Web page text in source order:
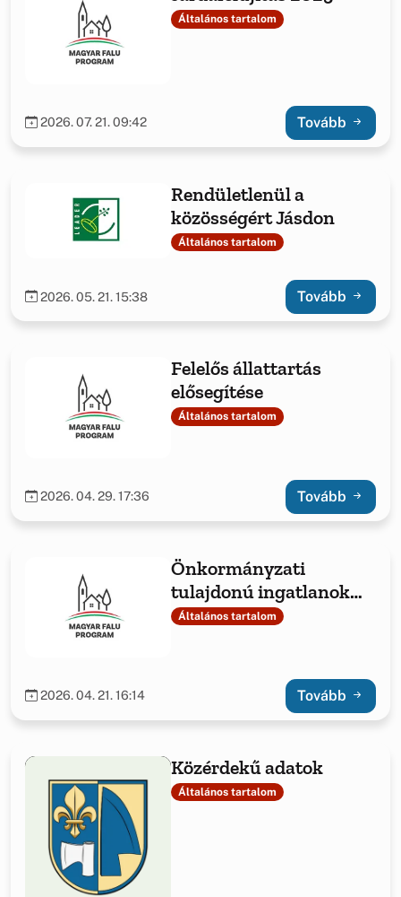
Általános tartalom
2026. 07. 21. 09:42 Tovább
Rendületlenül a
közösségért Jásdon
Általános tartalom
2026. 05. 21. 15:38 Tovább
Felelős állattartás
elősegítése
Általános tartalom
2026. 04. 29. 17:36 Tovább
Önkormányzati
tulajdonú ingatlanok
fejlesztése,
Általános tartalom
2026. 04. 21. 16:14 Tovább
Közérdekű adatok
Általános tartalom